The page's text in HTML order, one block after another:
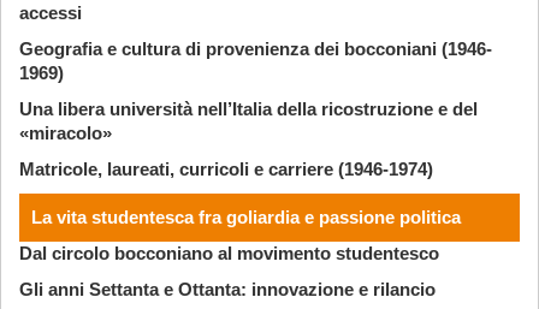
accessi
Geografia e cultura di provenienza dei bocconiani (1946-
1969)
Una libera università nell’Italia della ricostruzione e del
«miracolo»
Matricole, laureati, curricoli e carriere (1946-1974)
La vita studentesca fra goliardia e passione politica
Dal circolo bocconiano al movimento studentesco
Gli anni Settanta e Ottanta: innovazione e rilancio